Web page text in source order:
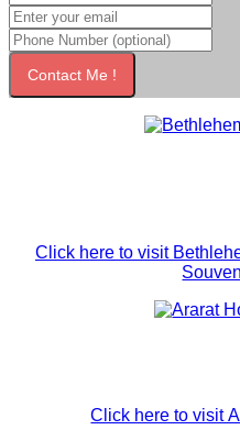
Contact Me !
Click here to visit
Click here to visit